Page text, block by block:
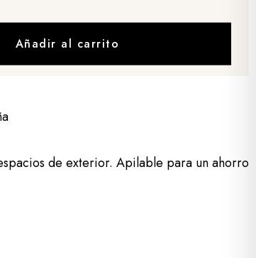
Añadir al carrito
de exterior. Apilable para un ahorro